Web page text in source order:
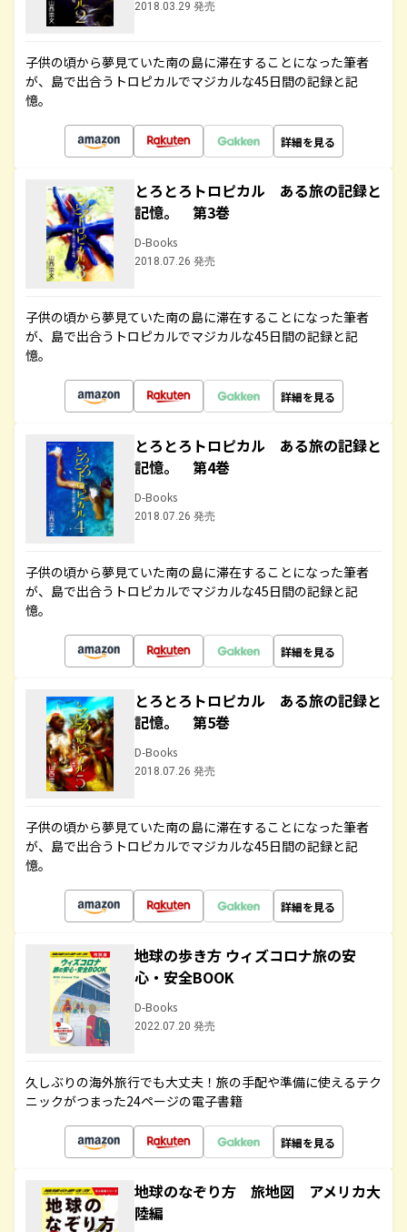
2018.03.29 発売
子供の頃から夢見ていた南の島に滞在することになった筆者
が、島で出合うトロピカルでマジカルな45日間の記録と記
憶。
詳細を見る
とろとろトロピカル ある旅の記録と
記憶。 第3巻
D-Books
2018.07.26 発売
子供の頃から夢見ていた南の島に滞在することになった筆者
が、島で出合うトロピカルでマジカルな45日間の記録と記
憶。
詳細を見る
とろとろトロピカル ある旅の記録と
記憶。 第4巻
D-Books
2018.07.26 発売
子供の頃から夢見ていた南の島に滞在することになった筆者
が、島で出合うトロピカルでマジカルな45日間の記録と記
憶。
詳細を見る
とろとろトロピカル ある旅の記録と
記憶。 第5巻
D-Books
2018.07.26 発売
子供の頃から夢見ていた南の島に滞在することになった筆者
が、島で出合うトロピカルでマジカルな45日間の記録と記
憶。
詳細を見る
地球の歩き方 ウィズコロナ旅の安
心・安全BOOK
D-Books
2022.07.20 発売
久しぶりの海外旅行でも大丈夫！旅の手配や準備に使えるテク
ニックがつまった24ページの電子書籍
詳細を見る
地球のなぞり方 旅地図 アメリカ大
陸編